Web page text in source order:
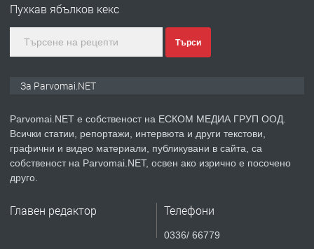
преди 1 година
ПРЕДЛАГА Уроци по Математика
Пухкав ябълков кекс
Търси
За Parvomai.NET
Parvomai.NET е собственост на ЕСКОМ МЕДИА ГРУП ООД.
Всички статии, репортажи, интервюта и други текстови,
графични и видео материали, публикувани в сайта, са
собственост на Parvomai.NET, освен ако изрично е посочено
друго.
Главен редактор Телефони
0336/ 66779